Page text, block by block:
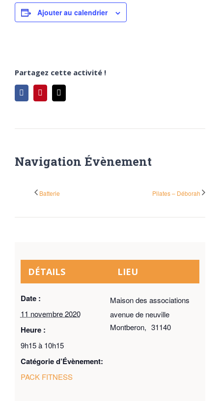
Ajouter au calendrier
Partagez cette activité !
FacebookPinterest
Navigation Évènement
Batterie Pilates – Déborah
DÉTAILS
Date :
11 novembre 2020
Heure :
9h15 à 10h15
Catégorie d’Évènement:
PACK FITNESS
LIEU
Maison des associations
avenue de neuville
Montberon, 31140